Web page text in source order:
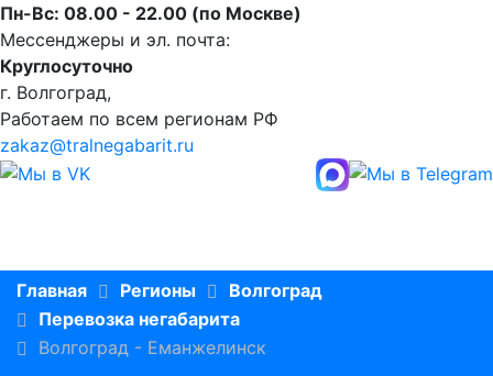
Пн-Вс: 08.00 - 22.00 (по Москве)
Мессенджеры и эл. почта:
Круглосуточно
г. Волгоград,
Работаем по всем регионам РФ
zakaz@tralnegabarit.ru
Главная Регионы
Волгоград
Перевозка негабарита
Волгоград - Еманжелинск